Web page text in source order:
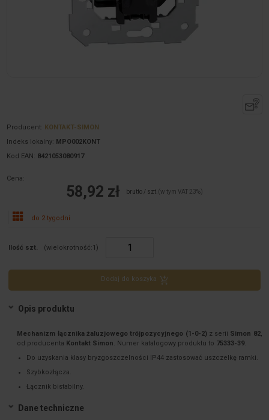
Producent: KONTAKT-SIMON
Indeks lokalny: MPO002KONT
Kod EAN: 8421053080917
Cena:
58,92 zł brutto / szt. (w tym VAT 23%)
do 2 tygodni
Ilość szt. (wielokrotność:1 )
Dodaj do koszyka
Opis produktu
Mechanizm łącznika żaluzjowego trójpozycyjnego (1-0-2) z serii Simon 82,
od producenta Kontakt Simon. Numer katalogowy produktu to 75333-39.
Do uzyskania klasy bryzgoszczelności IP44 zastosować uszczelkę ramki.
Szybkozłącza.
Łącznik bistabilny.
Dane techniczne